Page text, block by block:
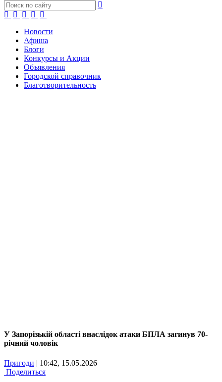
Новости
Афиша
Блоги
Конкурсы и Акции
Объявления
Городской справочник
Благотворительность
У Запорізькій області внаслідок атаки БПЛА загинув 70-
річний чоловік
Пригоди | 10:42, 15.05.2026
Поделиться